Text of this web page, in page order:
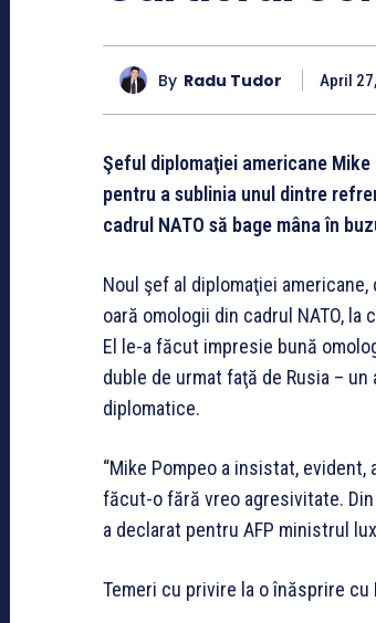
By Radu Tudor April
Şeful diplomaţiei americane
pentru a sublinia unul dintre
cadrul NATO să bage mâna în
Noul şef al diplomaţiei
oară omologii din cadrul NATO,
El le-a făcut impresie bună
duble de urmat faţă de Rusia –
diplomatice.
“Mike Pompeo a insistat,
făcut-o fără vreo agresivitate.
a declarat pentru AFP ministrul
Temeri cu privire la o înăsprire